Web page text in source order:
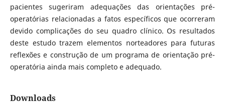
pacientes sugeriram adequações das orientações pré-
operatórias relacionadas a fatos específicos que ocorreram
devido complicações do seu quadro clínico. Os resultados
deste estudo trazem elementos norteadores para futuras
reflexões e construção de um programa de orientação pré-
operatória ainda mais completo e adequado.
Downloads